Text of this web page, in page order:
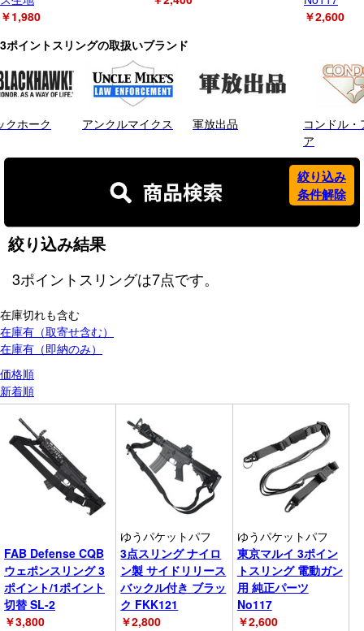
￥1,980
￥2,600
3ポイントスリングの取扱いブランド
クホーク アンクルマイクス 軍放出品
コンドル
ア
絞り込み結果
絞り込み
条件解除
3ポイントスリングは7点です。
在庫切れも含む
在庫有（取寄せ含む）
在庫有（即納のみ）
価格順
新着順
FAB Defense CQB
ウェポンスリング 3
ポイント/1ポイント
切替 SL-2
￥3,800
ゆうパケットパフ
3点スリング ナイロ
ン製 サイドリリース
バックル付き ブラッ
ク FKK121
￥2,800
ゆうパケットパフ
東京マルイ 3ポイン
トスリング 電動ガン
用 純正パーツ
No117
￥2,600